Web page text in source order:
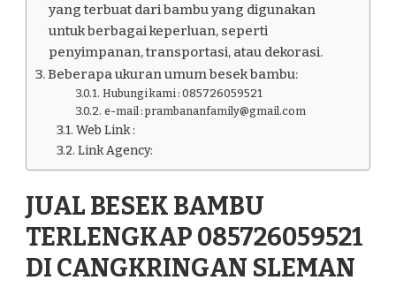
yang terbuat dari bambu yang digunakan
untuk berbagai keperluan, seperti
penyimpanan, transportasi, atau dekorasi.
Beberapa ukuran umum besek bambu:
Hubungi kami : 085726059521
e-mail : prambananfamily@gmail.com
Web Link :
Link Agency:
JUAL BESEK BAMBU
TERLENGKAP 085726059521
DI CANGKRINGAN SLEMAN